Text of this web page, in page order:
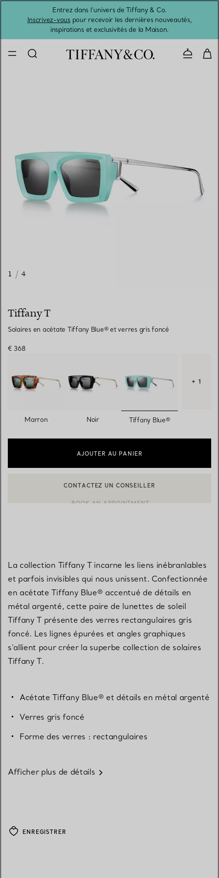
Entrez dans l’univers de Tiffany & Co.
Inscrivez-vouspour recevoir les dernières nouveautés,
inspirations et exclusivités de la Maison.
1 / 4
Tiffany T
Solaires en acétate Tiffany Blue® et verres gris foncé
€ 368
Marron Noir sélectionnés
Tiffany Blue®
+ 1
AJOUTER AU PANIER
BOOK AN APPOINTMENT
La collection Tiffany T incarne les liens inébranlables
et parfois invisibles qui nous unissent. Confectionnée
en acétate Tiffany Blue® accentué de détails en
métal argenté, cette paire de lunettes de soleil
Tiffany T présente des verres rectangulaires gris
foncé. Les lignes épurées et angles graphiques
s’allient pour créer la superbe collection de solaires
Tiffany T.
Acétate Tiffany Blue® et détails en métal argenté
Verres gris foncé
Forme des verres : rectangulaires
Afficher plus de détails
ENREGISTRER